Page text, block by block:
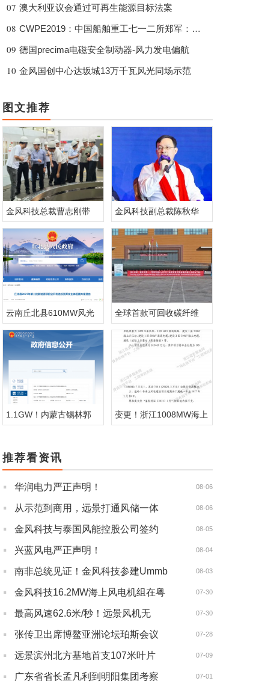
07 澳大利亚议会通过可再生能源目标法案
08 CWPE2019：中国船舶重工七一二所郑军：2M
09 德国precima电磁安全制动器-风力发电偏航
10 金风国创中心达坂城13万千瓦风光同场示范
图文推荐
金风科技总裁曹志刚带 金风科技副总裁陈秋华
云南丘北县610MW风光 全球首款可回收碳纤维
1.1GW！内蒙古锡林郭 变更！浙江1008MW海上
推荐看资讯
· 华润电力严正声明！ 08-06
· 从示范到商用，远景打通风储一体 08-06
· 金风科技与泰国风能控股公司签约 08-05
· 兴蓝风电严正声明！ 08-04
· 南非总统见证！金风科技参建Ummb 08-03
· 金风科技16.2MW海上风电机组在粤 07-30
· 最高风速62.6米/秒！远景风机无 07-30
· 张传卫出席博鳌亚洲论坛珀斯会议 07-28
· 远景滨州北方基地首支107米叶片 07-09
· 广东省省长孟凡利到明阳集团考察 07-01